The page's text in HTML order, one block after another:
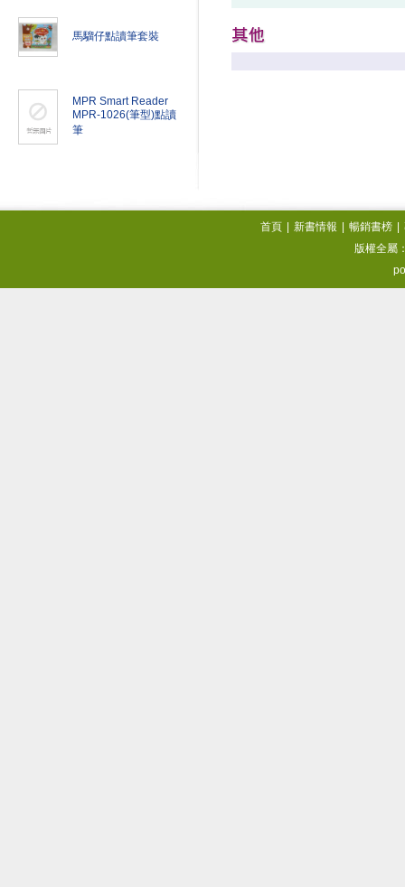
馬騮仔點讀筆套裝
MPR Smart Reader
MPR-1026(筆型)點讀
筆
首頁 新書情報 暢銷書榜
版權全屬